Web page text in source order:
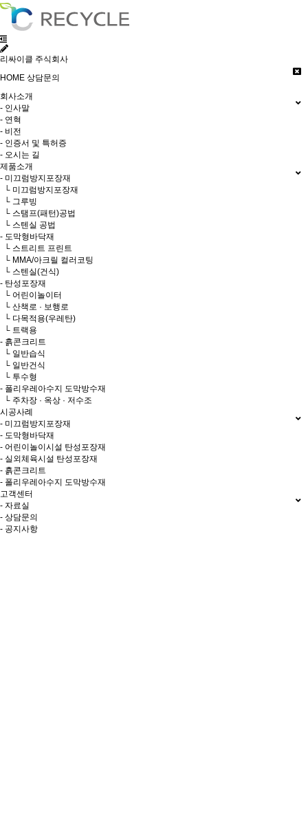
리싸이클 주식회사
HOME 상담문의
회사소개
- 인사말
- 연혁
- 비전
- 인증서 및 특허증
- 오시는 길
제품소개
- 미끄럼방지포장재
└ 미끄럼방지포장재
└ 그루빙
└ 스탬프(패턴)공법
└ 스텐실 공법
- 도막형바닥재
└ 스트리트 프린트
└ MMA/아크릴 컬러코팅
└ 스텐실(건식)
- 탄성포장재
└ 어린이놀이터
└ 산책로 · 보행로
└ 다목적용(우레탄)
└ 트랙용
- 흙콘크리트
└ 일반습식
└ 일반건식
└ 투수형
- 폴리우레아수지 도막방수재
└ 주차장 · 옥상 · 저수조
시공사례
- 미끄럼방지포장재
- 도막형바닥재
- 어린이놀이시설 탄성포장재
- 실외체육시설 탄성포장재
- 흙콘크리트
- 폴리우레아수지 도막방수재
고객센터
- 자료실
- 상담문의
- 공지사항